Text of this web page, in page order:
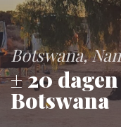
Botswana
± 20
Botswana